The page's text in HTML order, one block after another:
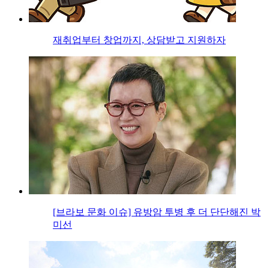
재취업부터 창업까지, 상담받고 지원하자
[브라보 문화 이슈] 유방암 투병 후 더 단단해진 박
미선